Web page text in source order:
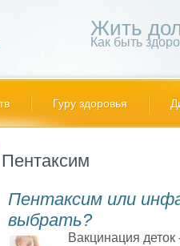
Жить
Как быть
Гуру здоровья
Пентаксим
Пентаксим или
выбрать?
Вакцинация деток